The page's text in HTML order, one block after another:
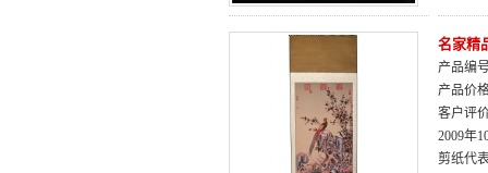
名家精
产品编
产品价
客户评
2009年
剪纸代